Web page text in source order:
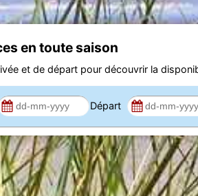
en toute saison
et de départ pour découvrir la
Départ